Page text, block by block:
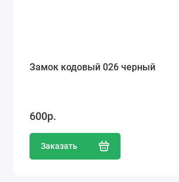
Замок кодовый 026 черный
600р.
Заказать